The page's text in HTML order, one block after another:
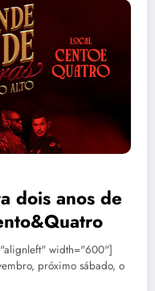
dois anos de
width="600"]
próximo sábado, o